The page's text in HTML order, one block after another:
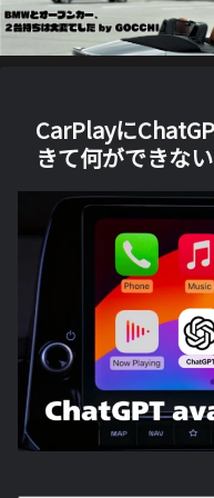
CarPlayに
きて何ができな